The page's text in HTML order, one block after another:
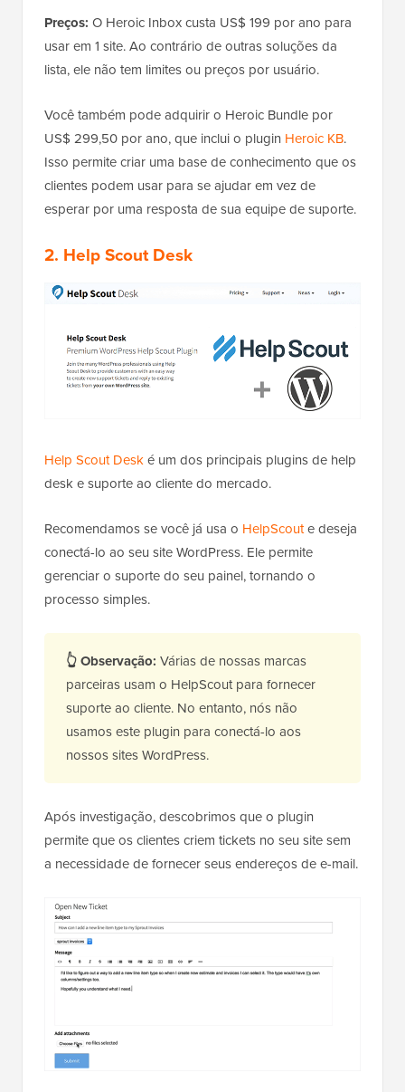
Preços: O Heroic Inbox custa US$ 199 por ano para
usar em 1 site. Ao contrário de outras soluções da
lista, ele não tem limites ou preços por usuário.
Você também pode adquirir o Heroic Bundle por
US$ 299,50 por ano, que inclui o plugin Heroic KB.
Isso permite criar uma base de conhecimento que os
clientes podem usar para se ajudar em vez de
esperar por uma resposta de sua equipe de suporte.
2. Help Scout Desk
Help Scout Deské um dos principais plugins de help
desk e suporte ao cliente do mercado.
Recomendamos se você já usa o HelpScoute deseja
conectá-lo ao seu site WordPress. Ele permite
gerenciar o suporte do seu painel, tornando o
processo simples.
👆 Observação: Várias de nossas marcas
parceiras usam o HelpScout para fornecer
suporte ao cliente. No entanto, nós não
usamos este plugin para conectá-lo aos
nossos sites WordPress.
Após investigação, descobrimos que o plugin
permite que os clientes criem tickets no seu site sem
a necessidade de fornecer seus endereços de e-mail.